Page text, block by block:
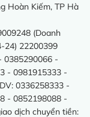
Hoàn Kiếm, TP Hà
(Doanh
24) 22200399
0385290066 -
- 0981915333 -
0336258333 -
- 0852198088 -
dịch chuyển tiền: